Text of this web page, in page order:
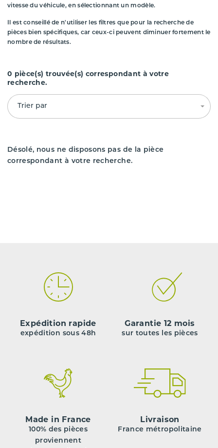
vitesse du véhicule, en sélectionnant un modèle.
Il est conseillé de n'utiliser les filtres que pour la recherche de
pièces bien spécifiques, car ceux-ci peuvent diminuer fortement le
nombre de résultats.
0 pièce(s) trouvée(s) correspondant à votre
recherche.
Trier par
Désolé, nous ne disposons pas de la pièce
correspondant à votre recherche.
Expédition rapide
expédition sous 48h
Garantie 12 mois
sur toutes les pièces
Made in France
100% des pièces
proviennent
Livraison
France métropolitaine